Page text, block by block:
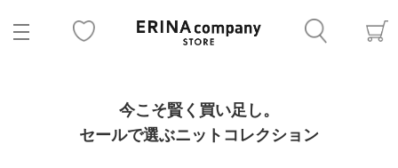
今こそ賢く買い足し。
セールで選ぶニットコレクション